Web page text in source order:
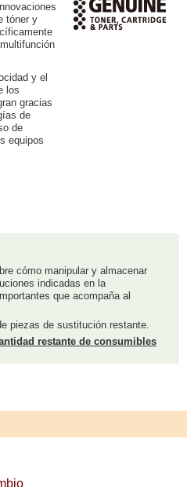
tóner y
y el
los
gracias
de
de
equipos
cómo manipular y almacenar
indicadas en la
que acompaña al
piezas de sustitución restante.
restante de consumibles